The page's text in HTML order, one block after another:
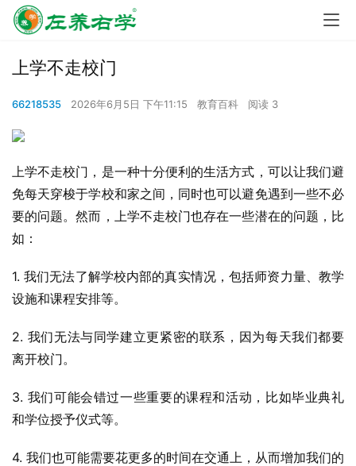
上学不走校门
66218535 2026年6月5日 下午11:15 教育百科 阅读 3
上学不走校门，是一种十分便利的生活方式，可以让我们避
免每天穿梭于学校和家之间，同时也可以避免遇到一些不必
要的问题。然而，上学不走校门也存在一些潜在的问题，比
如：
1. 我们无法了解学校内部的真实情况，包括师资力量、教学
设施和课程安排等。
2. 我们无法与同学建立更紧密的联系，因为每天我们都要
离开校门。
3. 我们可能会错过一些重要的课程和活动，比如毕业典礼
和学位授予仪式等。
4. 我们也可能需要花更多的时间在交通上，从而增加我们的